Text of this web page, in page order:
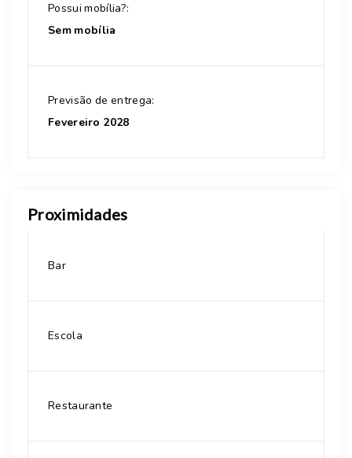
Possui mobília?:
Sem mobília
Previsão de entrega:
Fevereiro 2028
Proximidades
Bar
Escola
Restaurante